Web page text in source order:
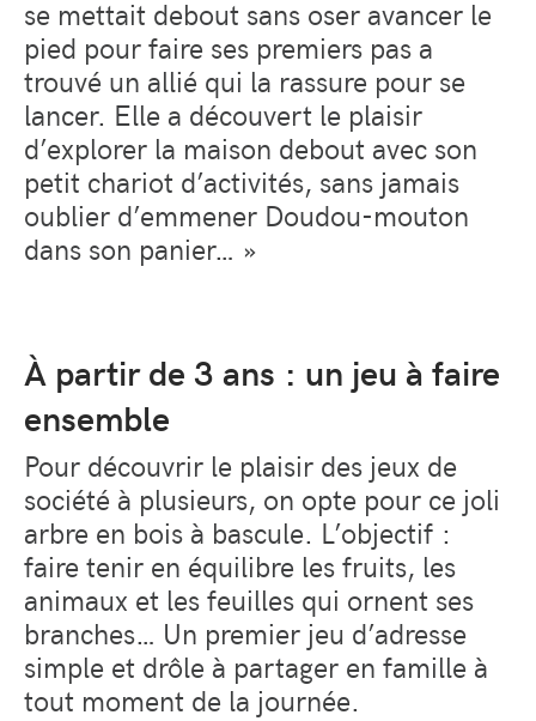
se mettait debout sans oser avancer le
pied pour faire ses premiers pas a
trouvé un allié qui la rassure pour se
lancer. Elle a découvert le plaisir
d’explorer la maison debout avec son
petit chariot d’activités, sans jamais
oublier d’emmener Doudou-mouton
dans son panier… »
À partir de 3 ans : un jeu à faire
ensemble
Pour découvrir le plaisir des jeux de
société à plusieurs, on opte pour ce joli
arbre en bois à bascule. L’objectif :
faire tenir en équilibre les fruits, les
animaux et les feuilles qui ornent ses
branches… Un premier jeu d’adresse
simple et drôle à partager en famille à
tout moment de la journée.